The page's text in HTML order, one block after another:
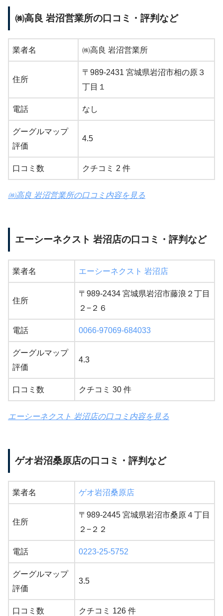
㈱高良 岩沼営業所の口コミ・評判など
業者名 ㈱高良 岩沼営業所
住所
〒989-2431 宮城県岩沼市相の原３
丁目１
電話 なし
グーグルマップ
評価
4.5
口コミ数 クチコミ 2 件
㈱高良 岩沼営業所の口コミ内容を見る
エーシーネクスト 岩沼店の口コミ・評判など
業者名 エーシーネクスト 岩沼店
住所
〒989-2434 宮城県岩沼市藤浪２丁目
２−２６
電話 0066-97069-684033
グーグルマップ
評価
4.3
口コミ数 クチコミ 30 件
エーシーネクスト 岩沼店の口コミ内容を見る
ゲオ岩沼桑原店の口コミ・評判など
業者名 ゲオ岩沼桑原店
住所
〒989-2445 宮城県岩沼市桑原４丁目
２−２２
電話 0223-25-5752
グーグルマップ
評価
3.5
口コミ数 クチコミ 126 件